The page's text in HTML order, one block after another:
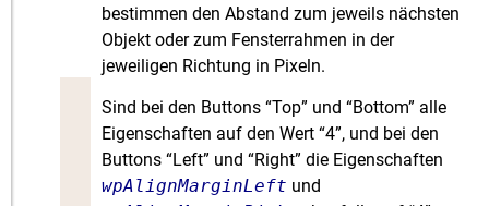
bestimmen den Abstand zum jeweils nächsten
Objekt oder zum Fensterrahmen in der
jeweiligen Richtung in Pixeln.
Sind bei den Buttons “Top” und “Bottom” alle
Eigenschaften auf den Wert “4”, und bei den
Buttons “Left” und “Right” die Eigenschaften
wpAlignMarginLeft und